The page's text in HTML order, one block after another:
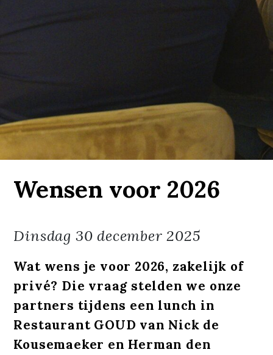
Wensen voor 2026
Dinsdag 30 december 2025
Wat wens je voor 2026, zakelijk of
privé? Die vraag stelden we onze
partners tijdens een lunch in
Restaurant GOUD van Nick de
Kousemaeker en Herman den